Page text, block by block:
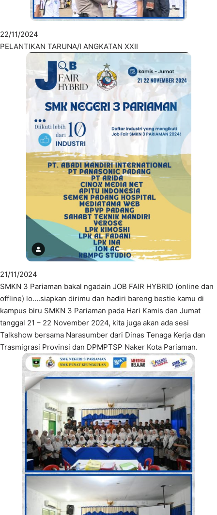
22/11/2024
PELANTIKAN TARUNA/I ANGKATAN XXII
21/11/2024
SMKN 3 Pariaman bakal ngadain JOB FAIR HYBRID (online dan
offline) lo….siapkan dirimu dan hadiri bareng bestie kamu di
kampus biru SMKN 3 Pariaman pada Hari Kamis dan Jumat
tanggal 21 – 22 November 2024, kita juga akan ada sesi
Talkshow bersama Narasumber dari Dinas Tenaga Kerja dan
Trasmigrasi Provinsi dan DPMPTSP Naker Kota Pariaman.